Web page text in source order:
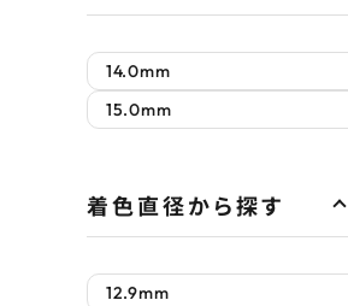
14.0mm
15.0mm
着色直径から探す
12.9mm